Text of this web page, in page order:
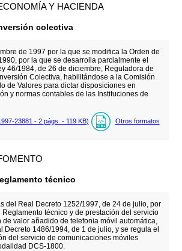
Y HACIENDA
colectiva
de 1997 por la que se modifica la Orden de
por la que se desarrolla parcialmente el
46/1984, de 26 de diciembre, Reguladora de
Colectiva, habilitándose a la Comisión
de Valores para dictar disposiciones en
y normas contables de las Instituciones de
23881 - 2 págs. - 119 KB) Otros formatos
técnico
del Real Decreto 1252/1997, de 24 de julio, por
técnico y de prestación del servicio
valor añadido de telefonia móvil automática,
Decreto 1486/1994, de 1 de julio, y se regula el
del servicio de comunicaciones móviles
DCS-1800.